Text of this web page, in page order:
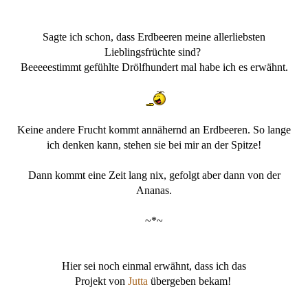
Sagte ich schon, dass Erdbeeren meine allerliebsten
Lieblingsfrüchte sind?
Beeeeestimmt gefühlte Drölfhundert mal habe ich es erwähnt.
Keine andere Frucht kommt annähernd an Erdbeeren. So lange
ich denken kann, stehen sie bei mir an der Spitze!
Dann kommt eine Zeit lang nix, gefolgt aber dann von der
Ananas.
~*~
Hier sei noch einmal erwähnt, dass ich das
Projekt von Jutta übergeben bekam!